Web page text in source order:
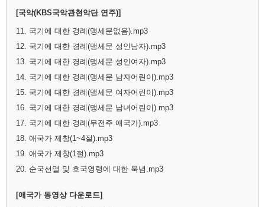
[국악(KBS국악관현악단 연주)]
11. 국기에 대한 경례(맹세문없음).mp3
12. 국기에 대한 경례(맹세문 성인남자).mp3
13. 국기에 대한 경례(맹세문 성인여자).mp3
14. 국기에 대한 경례(맹세문 남자어린이).mp3
15. 국기에 대한 경례(맹세문 여자어린이).mp3
16. 국기에 대한 경례(맹세문 남녀어린이).mp3
17. 국기에 대한 경례(무전주 애국가).mp3
18. 애국가 제창(1~4절).mp3
19. 애국가 제창(1절).mp3
20. 순국선열 및 호국영령에 대한 묵념.mp3
[애국가 동영상 다운로드]